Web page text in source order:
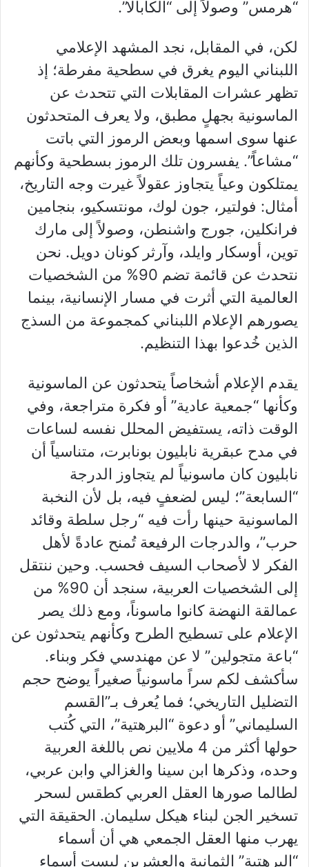
“هرمس” وصولاً إلى “الكابالا”.
لكن، في المقابل، نجد المشهد الإعلامي
اللبناني اليوم يغرق في سطحية مفرطة؛ إذ
تظهر عشرات المقابلات التي تتحدث عن
الماسونية بجهلٍ مطبق، ولا يعرف المتحدثون
عنها سوى اسمها وبعض الرموز التي باتت
“مشاعاً”. يفسرون تلك الرموز بسطحية وكأنهم
يمتلكون وعياً يتجاوز عقولاً غيرت وجه التاريخ،
أمثال: فولتير، جون لوك، مونتسكيو، بنجامين
فرانكلين، جورج واشنطن، وصولاً إلى مارك
توين، أوسكار وايلد، وآرثر كونان دويل. نحن
نتحدث عن قائمة تضم 90% من الشخصيات
العالمية التي أثرت في مسار الإنسانية، بينما
يصورهم الإعلام اللبناني كمجموعة من السذج
الذين خُدعوا بهذا التنظيم.
يقدم الإعلام أشخاصاً يتحدثون عن الماسونية
وكأنها “جمعية عادية” أو فكرة متراجعة، وفي
الوقت ذاته، يستفيض المحلل نفسه لساعات
في مدح عبقرية نابليون بونابرت، متناسياً أن
نابليون كان ماسونياً لم يتجاوز الدرجة
“السابعة”؛ ليس لضعفٍ فيه، بل لأن النخبة
الماسونية حينها رأت فيه “رجل سلطة وقائد
حرب”، والدرجات الرفيعة تُمنح عادةً لأهل
الفكر لا لأصحاب السيف فحسب. وحين ننتقل
إلى الشخصيات العربية، سنجد أن 90% من
عمالقة النهضة كانوا ماسوناً، ومع ذلك يصر
الإعلام على تسطيح الطرح وكأنهم يتحدثون عن
“باعة متجولين” لا عن مهندسي فكر وبناء.
سأكشف لكم سراً ماسونياً صغيراً يوضح حجم
التضليل التاريخي؛ فما يُعرف بـ”القسم
السليماني” أو دعوة “البرهتية”، التي كُتب
حولها أكثر من 4 ملايين نص باللغة العربية
وحده، وذكرها ابن سينا والغزالي وابن عربي،
لطالما صورها العقل العربي كطقس لسحر
تسخير الجن لبناء هيكل سليمان. الحقيقة التي
يهرب منها العقل الجمعي هي أن أسماء
“البرهتية” الثمانية والعشرين ليست أسماء